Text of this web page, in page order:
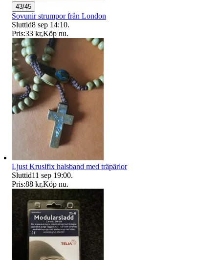
43/45
Sovunir strumpor från London
Sluttid8 sep 14:10.
Pris:33 kr,Köp nu.
Ljust Krusifix halsband med träpärlor
Sluttid11 sep 19:00.
Pris:88 kr,Köp nu.